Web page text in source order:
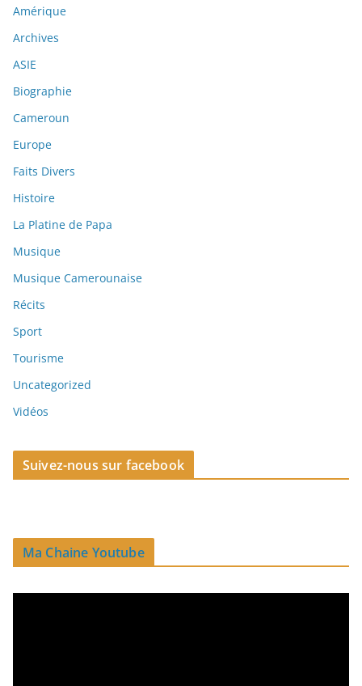
Amérique
Archives
ASIE
Biographie
Cameroun
Europe
Faits Divers
Histoire
La Platine de Papa
Musique
Musique Camerounaise
Récits
Sport
Tourisme
Uncategorized
Vidéos
Suivez-nous sur facebook
Ma Chaine Youtube